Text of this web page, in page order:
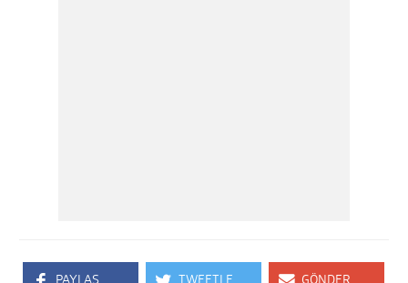
PAYLAŞ TWEETLE GÖNDER